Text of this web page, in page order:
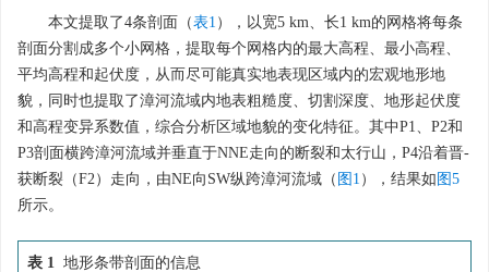
本文提取了4条剖面（表1 ），以宽5 km、长1 km的网格将每条
剖面分割成多个小网格，提取每个网格内的最大高程、最小高程、
平均高程和起伏度，从而尽可能真实地表现区域内的宏观地形地
貌，同时也提取了漳河流域内地表粗糙度、切割深度、地形起伏度
和高程变异系数值，综合分析区域地貌的变化特征。其中P1、P2和
P3剖面横跨漳河流域并垂直于NNE走向的断裂和太行山，P4沿着晋-
获断裂（F2）走向，由NE向SW纵跨漳河流域（ 图1 ），结果如 图5
所示。
表 1
地形条带剖面的信息